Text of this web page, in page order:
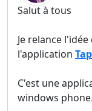
Salut à tous
Je relance
l'application
C'est une
windows phone.